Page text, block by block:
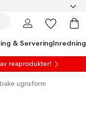
& ServeringInredning
reaprodukter!
ugnsform